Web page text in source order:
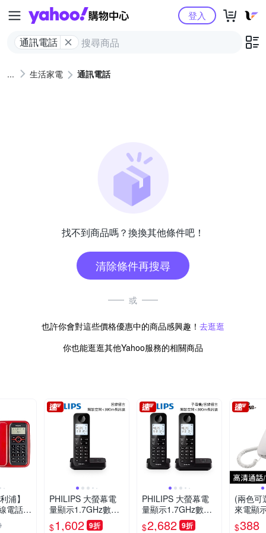
Yahoo購物中心
通訊電話
登入
生活家電 通訊電話
找不到商品嗎？換換其他條件吧！
清除條件再搜尋
或
也許你會對這些價格優惠中的商品感興趣！ 去逛逛
你也能逛逛其他Yahoo服務的相關商品
浦】
電話
PHILIPS 大螢幕電
量顯示1.7GHz數位
答錄機無線電話-D2
$1,602 9折
PHILIPS 大螢幕電
量顯示1.7GHz數位
子母答錄機無線電
$2,682 9折
(兩色可
來電顯
CT-
$388